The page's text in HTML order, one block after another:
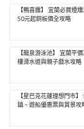
【鴨喜露】 宜蘭必買煙
50元起銅板價全攻略
【龍泉游泳池】 宜蘭平
樓滑水道與親子戲水攻略
【星巴克花蓮理想門市
鎮、遊船優惠票與賞景攻